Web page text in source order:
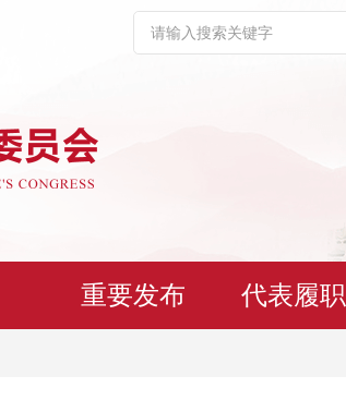
重要发布 代表履